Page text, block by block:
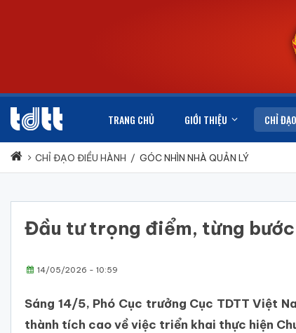
TRANG CHỦ GIỚI THIỆU CHỈ
CHỈ ĐẠO ĐIỀU HÀNH / GÓC NHÌN NHÀ QUẢN LÝ
Đầu tư trọng điểm, từng
14/05/2026 - 10:59
Sáng 14/5, Phó Cục trưởng Cục TDTT Việt
thành tích cao về việc triển khai thực hiện